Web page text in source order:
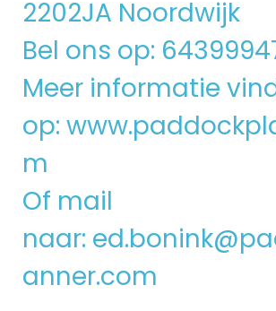
2202JA Noordwijk
Bel ons op:
Meer informatie
op:
m
Of mail
naar:
anner.com